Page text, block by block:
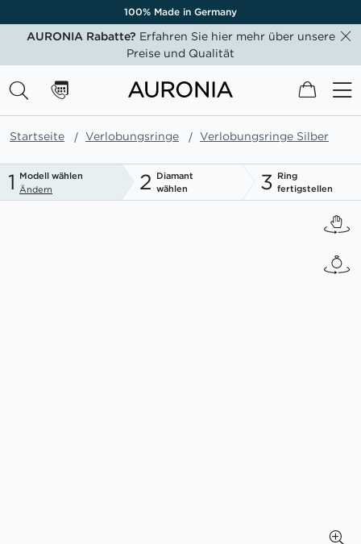
100% Made in Germany
AURONIA Rabatte? Erfahren Sie hier mehr über unsere
Preise und Qualität
Mein
Startseite Verlobungsringe Verlobungsringe Silber
1 Modell wählen
Ändern
2 Diamant
wählen
3 Ring
fertigstellen